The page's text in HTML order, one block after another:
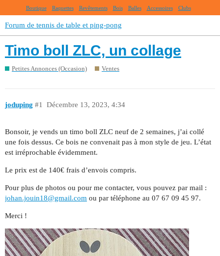
Boutique Raquettes Revêtements Bois Balles Accessoires Clubs
Forum de tennis de table et ping-pong
Timo boll ZLC, un collage
Petites Annonces (Occasion) Ventes
joduping Décembre 13, 2023, 4:34
#1
Bonsoir, je vends un timo boll ZLC neuf de 2 semaines, j’ai collé
une fois dessus. Ce bois ne convenait pas à mon style de jeu. L’état
est irréprochable évidemment.
Le prix est de 140€ frais d’envois compris.
Pour plus de photos ou pour me contacter, vous pouvez par mail :
johan.jouin18@gmail.com ou par téléphone au 07 67 09 45 97.
Merci !